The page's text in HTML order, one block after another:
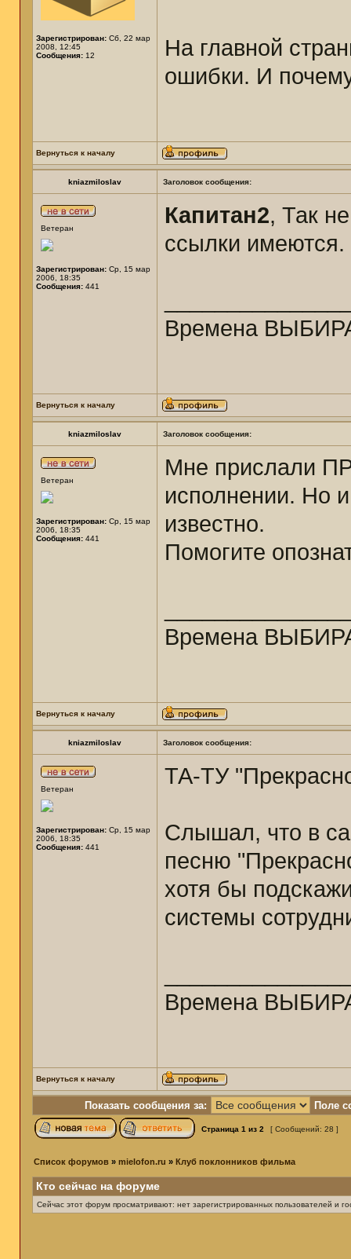
Зарегистрирован: Сб, 22 мар
2008, 12:45
Сообщения: 12
На главной
ошибки. И
Вернуться к началу
kniazmiloslav Заголовок сообщения:
Ветеран
Зарегистрирован: Ср, 15 мар
2006, 18:35
Сообщения: 441
Капитан2, Так
ссылки
Времена
Вернуться к началу
kniazmiloslav Заголовок сообщения:
Ветеран
Зарегистрирован: Ср, 15 мар
2006, 18:35
Сообщения: 441
Мне прислали
исполнении. Но
известно.
Помогите
Времена
Вернуться к началу
kniazmiloslav Заголовок сообщения:
Ветеран
Зарегистрирован: Ср, 15 мар
2006, 18:35
Сообщения: 441
ТА-ТУ
Слышал, что в
песню
хотя бы
системы
Времена
Вернуться к началу
Показать сообщения за: Поле
Страница 1 из 2 [ Сообщений: 28 ]
Список форумов » mielofon.ru » Клуб поклонников фильма
Кто сейчас на форуме
Сейчас этот форум просматривают: нет зарегистрированных пользователей и